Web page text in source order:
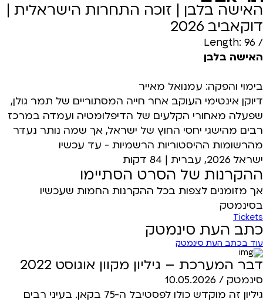
האישה בלבן | זוכה התחרות הישראלית |
דוקאביב 2026
/ Length: 96
האישה בלבן
בימוי והפקה: עמנואל מאייר
דיוקן אינטימי העוקב אחר חייה המסתוריים של תמר גולן,
שפעלה מאחורי הקלעים של הדיפלומטיה ועמדה במרכז
רבים מהישגי יחסי החוץ של ישראל, אך שמה נותר נעדר
מהרשומות ההיסטוריות הרשמיות - עד עכשיו
ישראל 2026, עברית | 84 דקות
ההקרנות של הסרט הסתיימו
אך מזומנים לצפות בכל ההקרנות החמות שעכשיו
בסינמטק
Tickets
כתב העת סינמטק
עוד בכתב העת סינמטק
דבר המערכת – גיליון מקוון אוגוסט 2022
סינמטק / 10.05.2026
גיליון זה מוקדש כולו לפסטיבל ה-75 בקאן. בעיני רבים